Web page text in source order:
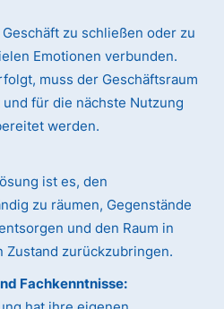
zu schließen oder zu
Emotionen verbunden.
muss der Geschäftsraum
für die nächste Nutzung
werden.
ist es, den
zu räumen, Gegenstände
und den Raum in
Zustand zurückzubringen.
Fachkenntnisse: